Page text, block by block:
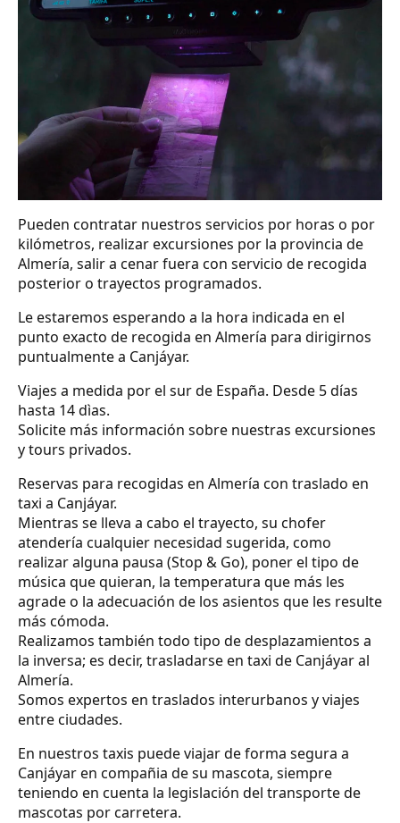
Pueden contratar nuestros servicios por horas o por
kilómetros, realizar excursiones por la provincia de
Almería, salir a cenar fuera con servicio de recogida
posterior o trayectos programados.
Le estaremos esperando a la hora indicada en el
punto exacto de recogida en Almería para dirigirnos
puntualmente a Canjáyar.
Viajes a medida por el sur de España. Desde 5 días
hasta 14 dìas.
Solicite más información sobre nuestras excursiones
y tours privados.
Reservas para recogidas en Almería con traslado en
taxi a Canjáyar.
Mientras se lleva a cabo el trayecto, su chofer
atendería cualquier necesidad sugerida, como
realizar alguna pausa (Stop & Go), poner el tipo de
música que quieran, la temperatura que más les
agrade o la adecuación de los asientos que les resulte
más cómoda.
Realizamos también todo tipo de desplazamientos a
la inversa; es decir, trasladarse en taxi de Canjáyar al
Almería.
Somos expertos en traslados interurbanos y viajes
entre ciudades.
En nuestros taxis puede viajar de forma segura a
Canjáyar en compañia de su mascota, siempre
teniendo en cuenta la legislación del transporte de
mascotas por carretera.